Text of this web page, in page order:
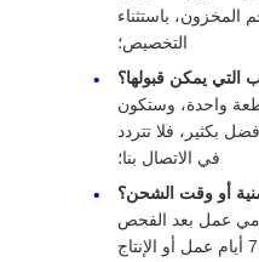
المخزون، باستثناء
التخصيص؛
واحدة، وستكون
بكثير، فلا تتردد
في الاتصال بنا؛
عمل بعد الفحص
الفوري، منتجات مخصصة حوالي 7 أيام عمل أو الإنتاج